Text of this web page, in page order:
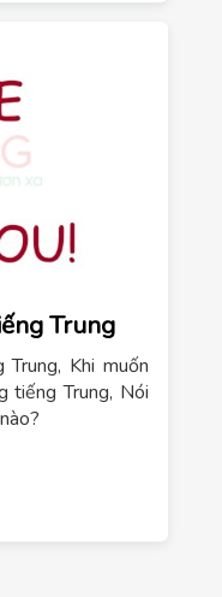
Trung
Khi muốn
tiếng Trung, Nói